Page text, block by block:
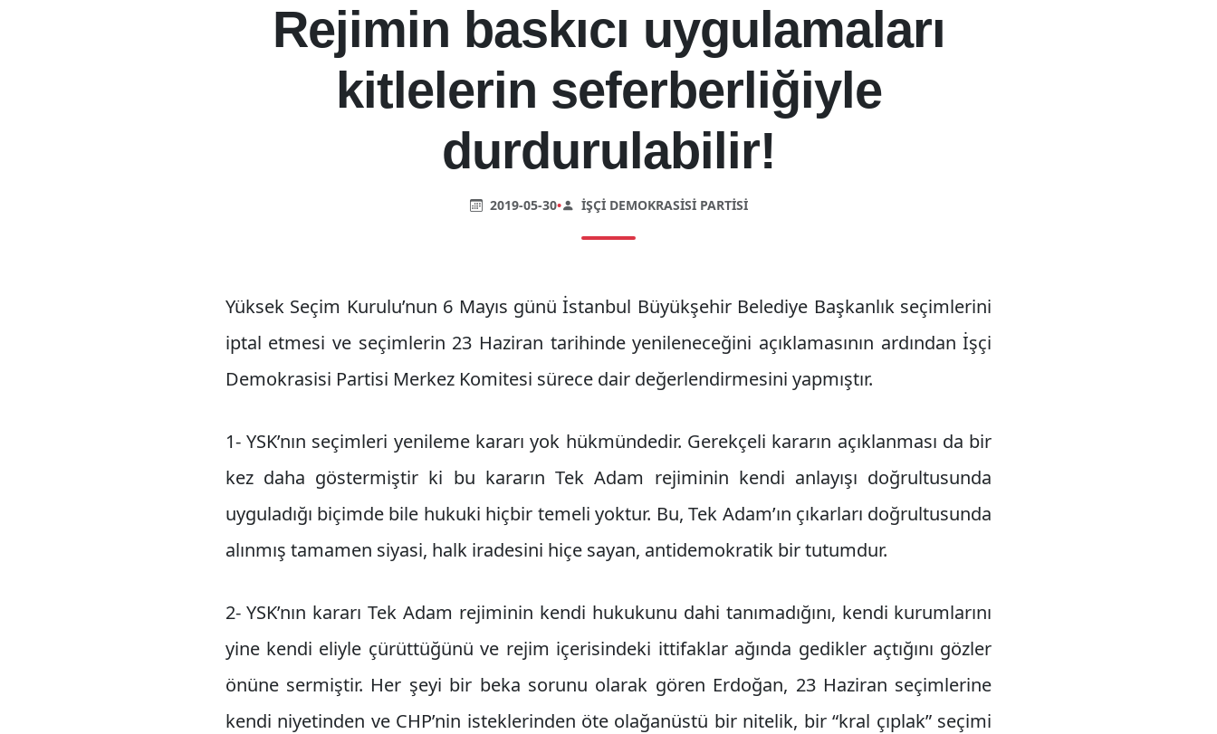
Rejimin baskıcı uygulamaları
kitlelerin seferberliğiyle
durdurulabilir!
2019-05-30• İŞÇI DEMOKRASISI PARTISI
Yüksek Seçim Kurulu’nun 6 Mayıs günü İstanbul Büyükşehir Belediye Başkanlık seçimlerini
iptal etmesi ve seçimlerin 23 Haziran tarihinde yenileneceğini açıklamasının ardından İşçi
Demokrasisi Partisi Merkez Komitesi sürece dair değerlendirmesini yapmıştır.
1- YSK’nın seçimleri yenileme kararı yok hükmündedir. Gerekçeli kararın açıklanması da bir
kez daha göstermiştir ki bu kararın Tek Adam rejiminin kendi anlayışı doğrultusunda
uyguladığı biçimde bile hukuki hiçbir temeli yoktur. Bu, Tek Adam’ın çıkarları doğrultusunda
alınmış tamamen siyasi, halk iradesini hiçe sayan, antidemokratik bir tutumdur.
2- YSK’nın kararı Tek Adam rejiminin kendi hukukunu dahi tanımadığını, kendi kurumlarını
yine kendi eliyle çürüttüğünü ve rejim içerisindeki ittifaklar ağında gedikler açtığını gözler
önüne sermiştir. Her şeyi bir beka sorunu olarak gören Erdoğan, 23 Haziran seçimlerine
kendi niyetinden ve CHP’nin isteklerinden öte olağanüstü bir nitelik, bir “kral çıplak” seçimi